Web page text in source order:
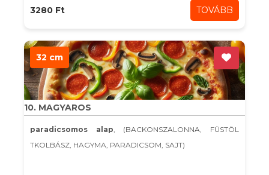
3280 Ft TOVÁBB
32 cm
10. MAGYAROS
paradicsomos alap, (BACKONSZALONNA, FÜSTÖL
TKOLBÁSZ, HAGYMA, PARADICSOM, SAJT)